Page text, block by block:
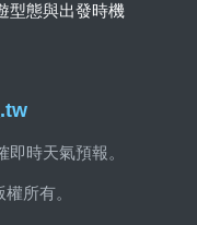
時天氣預報。
所有。
型態與出發時機